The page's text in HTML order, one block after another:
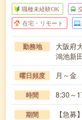
職種未経験OK
在宅・リモート
勤務地
大阪府
鴻池新
曜日頻度 月～金
時間 8:30～
期間 【急募